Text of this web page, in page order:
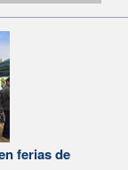
ferias de